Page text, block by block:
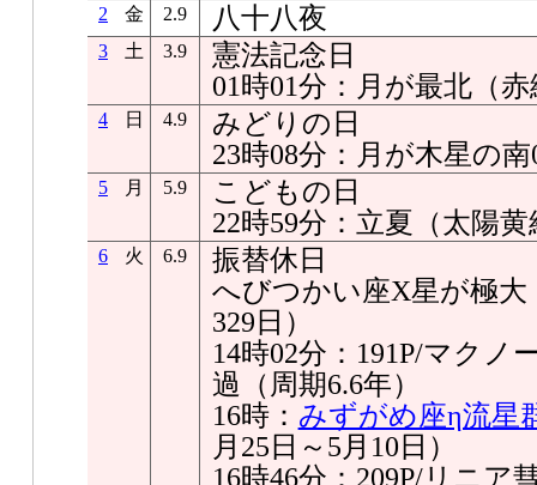
2 金 2.9 八十八夜
3 土 3.9
憲法記念日
01時01分：月が最北（赤
4 日 4.9
みどりの日
23時08分：月が木星の
5 月 5.9
こどもの日
22時59分：立夏（太陽黄
6 火 6.9
振替休日
へびつかい座X星が極大
329日）
14時02分：191P/マクノ
過（周期6.6年）
16時： みずがめ座η流星
月25日～5月10日）
16時46分：209P/リニア